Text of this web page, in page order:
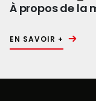
À propos de la
EN SAVOIR +